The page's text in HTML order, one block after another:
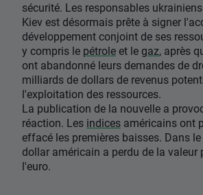
sécurité. Les responsables
Kiev est désormais prête à signer
développement conjoint de ses
y compris le pétroleet le gaz, après
ont abandonné leurs demandes de
milliards de dollars de revenus
l'exploitation des ressources.
La publication de la nouvelle a
réaction. Les indices américains ont
effacé les premières baisses. Dans
dollar américain a perdu de la valeur
l'euro.